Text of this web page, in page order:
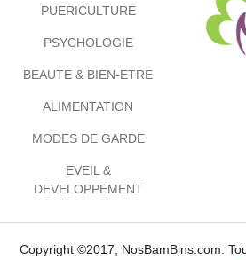
PUERICULTURE
PSYCHOLOGIE
BEAUTE & BIEN-ETRE
ALIMENTATION
MODES DE GARDE
EVEIL &
DEVELOPPEMENT
Copyright ©2017, NosBamBins.com.